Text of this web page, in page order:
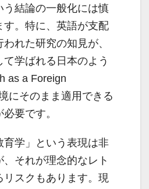
う結論の一般化には慎
す。特に、英語が支配
れた研究の知見が、
学ばれる日本のよう
as a Foreign
にそのまま適用できる
要です。
育学」という表現は非
それが理念的なレト
リスクもあります。現